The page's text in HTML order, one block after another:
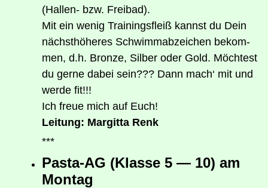
(Hal­len- bzw. Freibad).
Mit ein wenig Trai­nings­fleiß kannst du Dein
nächst­hö­he­res Schwimm­ab­zei­chen bekom­
men, d.h. Bron­ze, Sil­ber oder Gold. Möch­test
du ger­ne dabei sein??? Dann mach‘ mit und
wer­de fit!!!
Ich freue mich auf Euch!
Lei­tung: Mar­git­ta Renk
***
Pas­ta-AG (Klas­se 5 — 10) am
Montag